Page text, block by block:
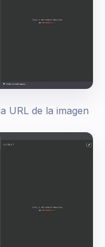
URL de la imagen